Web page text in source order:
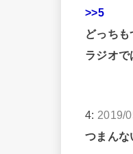
>>5
どっち
ラジオ
4: 2019/
つまんな